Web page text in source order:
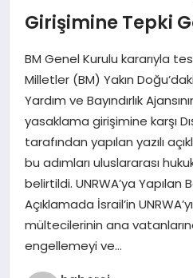
MAGAZIN
SAĞLIK
SIYASET
SPOR
TEKNOLOJI
YAŞAM
Girişimine Tepki
BM Genel Kurulu kararıyla
Milletler (BM) Yakın
Yardım ve Bayındırlık
yasaklama girişimine karşı
tarafından yapılan yazılı
bu adımları uluslararası
belirtildi. UNRWA’ya Yapılan
Açıklamada İsrail’in
mültecilerinin ana
engellemeyi ve…